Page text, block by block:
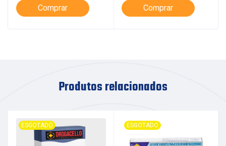
Comprar Comprar
Produtos relacionados
ESGOTADO ESGOTADO